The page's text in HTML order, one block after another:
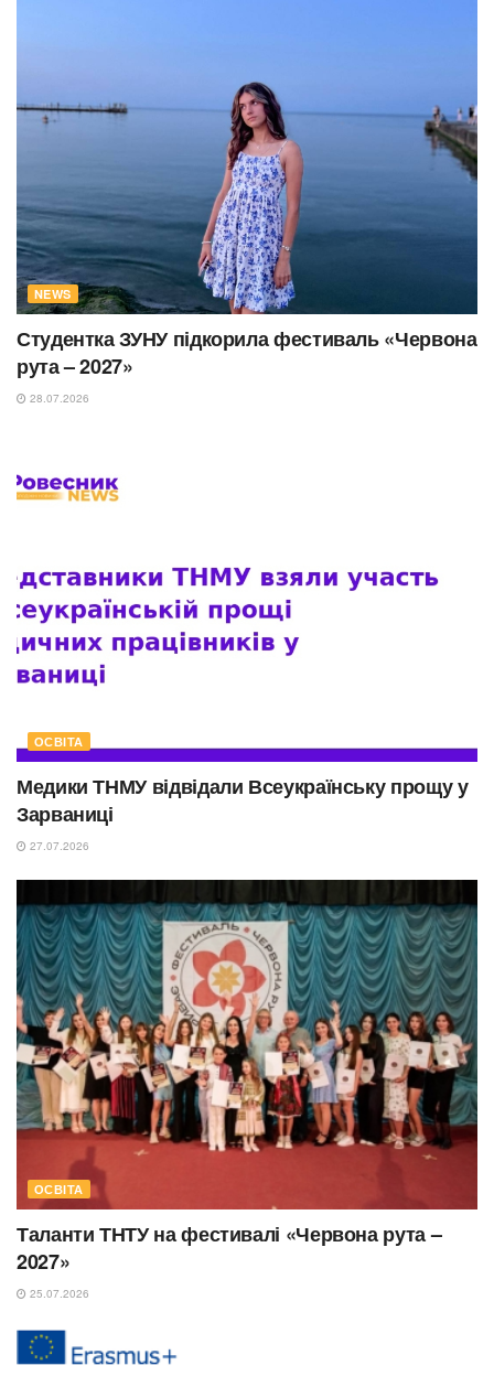
NEWS
Студентка ЗУНУ підкорила фестиваль «Червона
рута – 2027»
28.07.2026
ОСВІТА
Медики ТНМУ відвідали Всеукраїнську прощу у
Зарваниці
27.07.2026
ОСВІТА
Таланти ТНТУ на фестивалі «Червона рута –
2027»
25.07.2026